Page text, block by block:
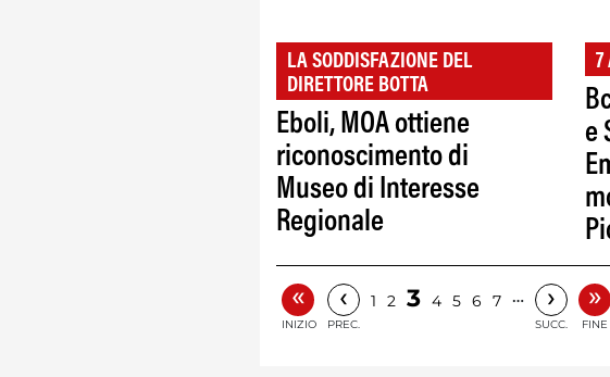
LA SODDISFAZIONE DEL
DIRETTORE BOTTA
Eboli, MOA ottiene
riconoscimento di
Museo di Interesse
Regionale
7
e
«
INIZIO
‹
PREC.
1 2 3 4 5 6 7 … ›
SUCC.
»
FINE